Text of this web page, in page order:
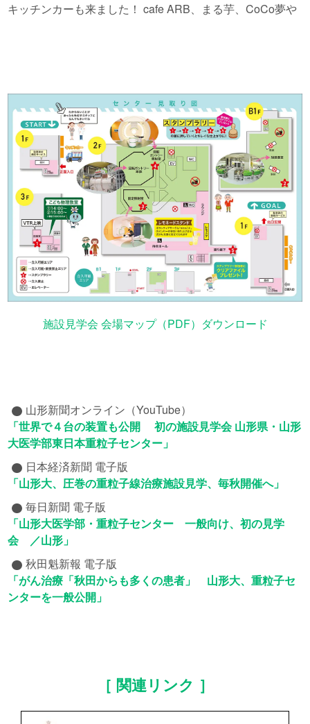
キッチンカーも来ました！ cafe ARB、まる芋、CoCo夢や
施設見学会 会場マップ（PDF）ダウンロード
山形新聞オンライン（YouTube）
「世界で４台の装置も公開 初の施設見学会 山形県・山形
大医学部東日本重粒子センター」
日本経済新聞 電子版
「山形大、圧巻の重粒子線治療施設見学、毎秋開催へ」
毎日新聞 電子版
「山形大医学部・重粒子センター 一般向け、初の見学
会 ／山形」
秋田魁新報 電子版
「がん治療「秋田からも多くの患者」 山形大、重粒子セ
ンターを一般公開」
［ 関連リンク ］